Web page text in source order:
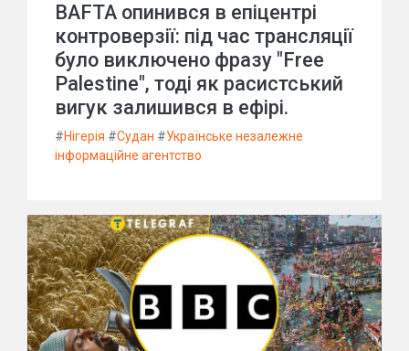
BAFTA опинився в епіцентрі
контроверзії: під час трансляції
було виключено фразу "Free
Palestine", тоді як расистський
вигук залишився в ефірі.
#Нігерія #Судан #Українське незалежне
інформаційне агентство